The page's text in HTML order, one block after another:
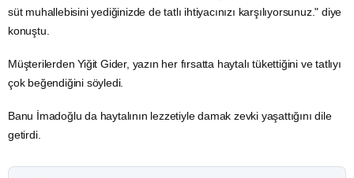
süt muhallebisini yediğinizde de tatlı ihtiyacınızı karşılıyorsunuz." diye
konuştu.
Müşterilerden Yiğit Gider, yazın her fırsatta haytalı tükettiğini ve tatlıyı
çok beğendiğini söyledi.
Banu İmadoğlu da haytalının lezzetiyle damak zevki yaşattığını dile
getirdi.